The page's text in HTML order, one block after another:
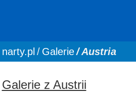
You are here:
narty.pl Galerie Austria
Galerie z Austrii